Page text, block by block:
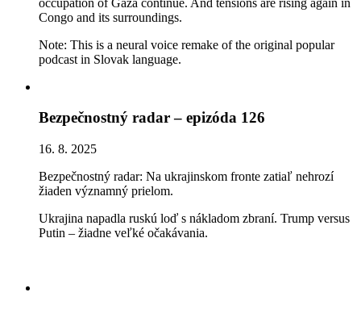
Congo and its surroundings.
Note: This is a neural voice remake of the original popular
podcast in Slovak language.
Bezpečnostný radar – epizóda 126
16. 8. 2025
Bezpečnostný radar: Na ukrajinskom fronte zatiaľ nehrozí
žiaden významný prielom.
Ukrajina napadla ruskú loď s nákladom zbraní. Trump versus
Putin – žiadne veľké očakávania.